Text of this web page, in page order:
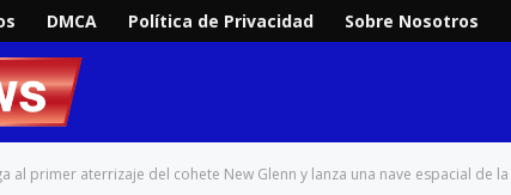
DMCA Política de Privacidad Sobre Nosotros
al primer aterrizaje del cohete New Glenn y lanza una nave espacial de la